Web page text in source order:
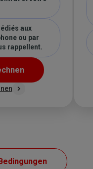
aux
ou par
rappellent.